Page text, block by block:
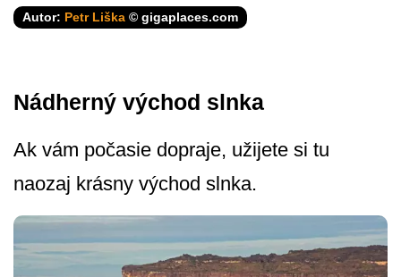
Autor: Petr Liška © gigaplaces.com
Nádherný východ slnka
Ak vám počasie dopraje, užijete si tu
naozaj krásny východ slnka.